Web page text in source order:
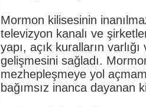
Mormon kilisesinin
televizyon kanalı ve
yapı, açık kuralların
gelişmesini sağladı.
mezhepleşmeye yol
bağımsız inanca dayanan